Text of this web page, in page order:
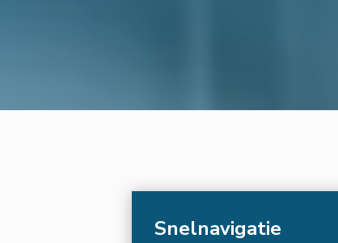
Snelnavigatie